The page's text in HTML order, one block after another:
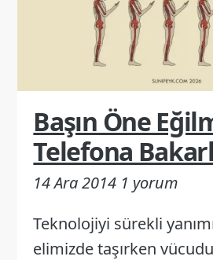
Başın Öne
Telefona
14 Ara 2014 1 yorum
Teknolojiyi sürekli
elimizde taşırken